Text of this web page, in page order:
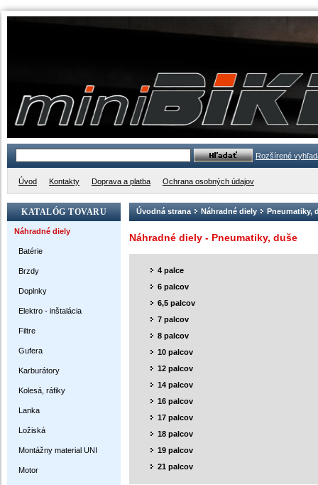
Rozšírené
Úvod Kontakty Doprava a platba Ochrana osobných údajov
KATALÓG TOVARU
Náhradné diely
Batérie
Brzdy
Doplnky
Elektro - inštalácia
Filtre
Gufera
Karburátory
Kolesá, ráfiky
Lanka
Ložiská
Montážny material UNI
Motor
Úvodná strana Náhradné diely Pneumatiky,
Náhradné diely - Pneumatiky, duše
4 palce
6 palcov
6,5 palcov
7 palcov
8 palcov
10 palcov
12 palcov
14 palcov
16 palcov
17 palcov
18 palcov
19 palcov
21 palcov